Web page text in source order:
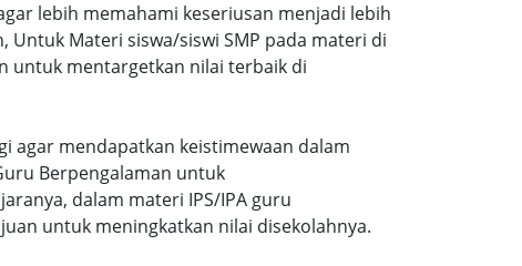
lebih memahami keseriusan menjadi lebih
Materi siswa/siswi SMP pada materi di
untuk mentargetkan nilai terbaik di
agar mendapatkan keistimewaan dalam
Berpengalaman untuk
dalam materi IPS/IPA guru
untuk meningkatkan nilai disekolahnya.